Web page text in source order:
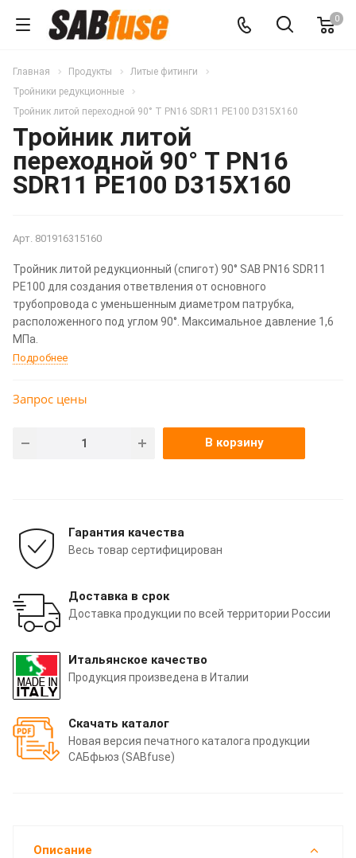
0
Главная Продукты
Литые фитинги
Тройники редукционные
Тройник литой переходной 90° T PN16 SDR11 PE100 D315X160
Тройник литой
переходной 90° T PN16
SDR11 PE100 D315X160
Арт. 801916315160
Тройник литой редукционный (спигот) 90° SAB PN16 SDR11
PE100 для создания ответвления от основного
трубопровода с уменьшенным диаметром патрубка,
расположенного под углом 90°. Максимальное давление 1,6
МПа.
Подробнее
Запрос цены
В корзину
Гарантия качества
Весь товар сертифицирован
Доставка в срок
Доставка продукции по всей территории России
Итальянское качество
Продукция произведена в Италии
Скачать каталог
Новая версия печатного каталога продукции
САБфьюз (SABfuse)
Описание